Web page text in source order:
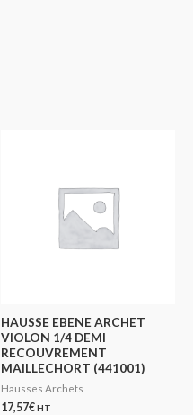
HAUSSE EBENE ARCHET
VIOLON 1/4 DEMI
RECOUVREMENT
MAILLECHORT (441001)
Hausses Archets
17,57€HT